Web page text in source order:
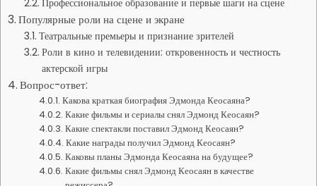
Профессиональное образование и первые шаги на сцене
Популярные роли на сцене и экране
Театральные премьеры и признание зрителей
Роли в кино и телевидении: откровенность и честность
актерской игры
Вопрос-ответ:
Какова краткая биография Эдмонда Кеосаяна?
Какие фильмы и сериалы снял Эдмонд Кеосаян?
Какие спектакли поставил Эдмонд Кеосаян?
Какие награды получил Эдмонд Кеосаян?
Каковы планы Эдмонда Кеосаяна на будущее?
Какие фильмы снял Эдмонд Кеосаян в качестве